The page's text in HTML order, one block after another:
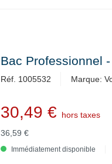
Bac Professionnel
Réf. 1005532 Marque:
30,49 €
hors taxes
36,59 €
Immédiatement disponible